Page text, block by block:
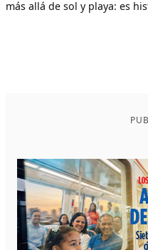
más allá de sol y playa: es